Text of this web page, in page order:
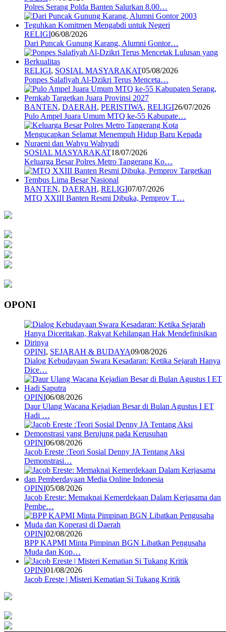
Polres Serang Polda Banten Salurkan 8.00…
RELIGI06/08/2026
Dari Puncak Gunung Karang, Alumni Gontor…
RELIGI, SOSIAL MASYARAKAT05/08/2026
Ponpes Salafiyah Al-Dzikri Terus Menceta…
BANTEN, DAERAH, PERISTIWA, RELIGI26/07/2026
Pulo Ampel Juara Umum MTQ ke-55 Kabupate…
SOSIAL MASYARAKAT18/07/2026
Keluarga Besar Polres Metro Tangerang Ko…
BANTEN, DAERAH, RELIGI07/07/2026
MTQ XXIII Banten Resmi Dibuka, Pemprov T…
OPONI
OPINI, SEJARAH & BUDAYA09/08/2026
Dialog Kebudayaan Swara Kesadaran: Ketika Sejarah Hanya
Dice…
OPINI06/08/2026
Daur Ulang Wacana Kejadian Besar di Bulan Agustus I ET
Hadi …
OPINI06/08/2026
Jacob Ereste :Teori Sosial Denny JA Tentang Aksi
Demonstrasi…
OPINI05/08/2026
Jacob Ereste: Memaknai Kemerdekaan Dalam Kerjasama dan
Pembe…
OPINI02/08/2026
BPP KAPMI Minta Pimpinan BGN Libatkan Pengusaha
Muda dan Kop…
OPINI01/08/2026
Jacob Ereste | Misteri Kematian Si Tukang Kritik